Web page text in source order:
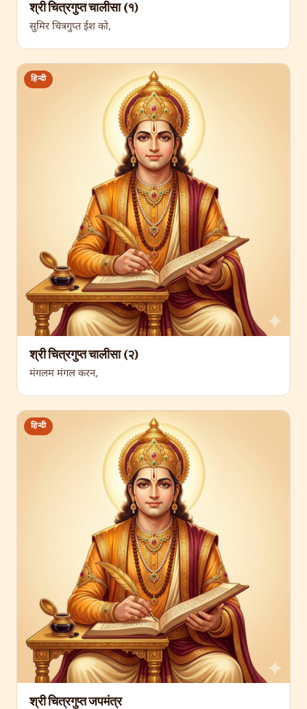
श्री चित्रगुप्त चालीसा (१)
सुमिर चित्रगुप्त ईश को,
हिन्दी
श्री चित्रगुप्त चालीसा (२)
मंगलम मंगल करन,
हिन्दी
श्री चित्रगुप्त जपमंत्र